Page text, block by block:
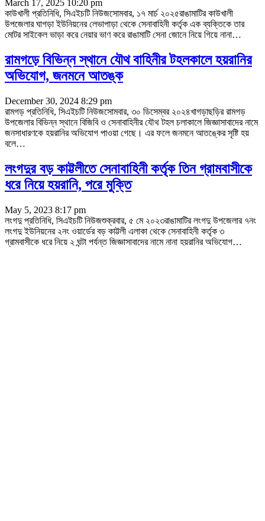
March 17, 2025 10:20 pm
কাউখালী প্রতিনিধি, সিএইচটি নিউজসোমবার, ১৭ মার্চ ২০২৫রাঙামাটির কাউখালী
উপজেলার ঘাগড়া ইউনিয়নের লেভাপাড়া থেকে সেনাবাহিনী কর্তৃক এক ব্যক্তিকে তার
মোটর সাইকেল ভাড়া করে নেয়ার ভাণ করে রাঙামাটি সেনা জোনে নিয়ে গিয়ে নানা…
রামগড়ে বিভিন্ন স্থানে যৌথ বাহিনীর টহলকালে হয়রানির
অভিযোগ, জনমনে আতঙ্ক
December 30, 2024 8:29 pm
রামগড় প্রতিনিধি, সিএইচটি নিউজসোমবার, ৩০ ডিসেম্বর ২০২৪খাগড়াছড়ির রামগড়
উপজেলার বিভিন্ন স্থানে বিজিবি ও সেনাবাহিনীর যৌথ টহল চলাকালে জিজ্ঞাসাবাদের নামে
জনসাধারণকে হয়রানির অভিযোগ পাওয়া গেছে। এর ফলে জনমনে আতঙ্কের সৃষ্টি হয়
বলে…
লংগদুর বড় কাট্টলীতে সেনাবাহিনী কর্তৃক তিন গ্রামবাসীকে
ধরে নিয়ে হয়রানি, পরে মুক্তি
May 5, 2023 8:17 pm
লংগদু প্রতিনিধি, সিএইচটি নিউজশুক্রবার, ৫ মে ২০২৩রাঙামাটির লংগদু উপজেলার ৭নং
লংগদু ইউনিয়নের ২নং ওয়ার্ডের বড় কাট্টলী এলাকা থেকে সেনাবাহিনী কর্তৃক ৩
গ্রামবাসীকে ধরে নিয়ে ২ ঘন্টা পর্যন্ত জিজ্ঞাসাবাদের নামে নানা হয়রানির অভিযোগ…